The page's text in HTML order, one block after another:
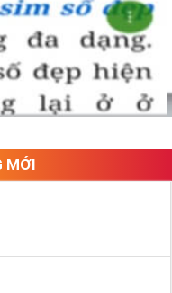
MỚI